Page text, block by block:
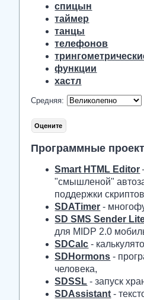
спицын
таймер
танцы
телефонов
функции
хастл
Средняя:
Программные
Smart HTML Editor
"смышленой"
поддержки
SDATimer -
SD SMS Sender
для MIDP 2.0
SDCalc -
SDHormons -
человека,
SDSSL - запуск
SDAssistant -